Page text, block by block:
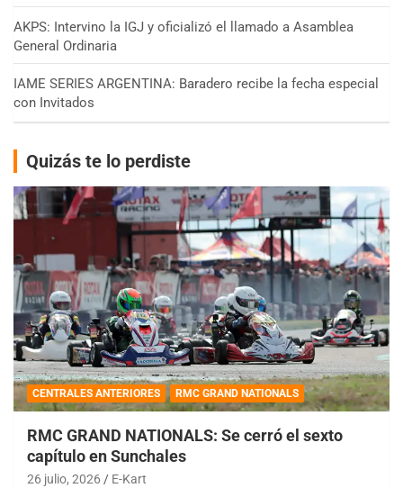
AKPS: Intervino la IGJ y oficializó el llamado a Asamblea
General Ordinaria
IAME SERIES ARGENTINA: Baradero recibe la fecha especial
con Invitados
Quizás te lo perdiste
CENTRALES ANTERIORES RMC GRAND NATIONALS
RMC GRAND NATIONALS: Se cerró el sexto
capítulo en Sunchales
26 julio, 2026 E-Kart